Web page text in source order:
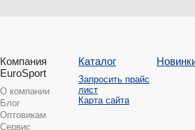
Компания
EuroSport
О компании
Блог
Оптовикам
Сервис
Каталог
Запросить прайс
лист
Карта сайта